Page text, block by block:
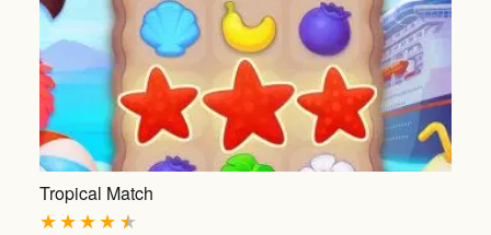
Tropical Match
★
★
★
★
★